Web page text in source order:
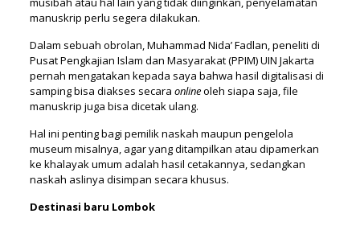
manuskrip perlu segera dilakukan.
Dalam sebuah obrolan, Muhammad Nida’ Fadlan, peneliti di
Pusat Pengkajian Islam dan Masyarakat (PPIM) UIN Jakarta
pernah mengatakan kepada saya bahwa hasil digitalisasi di
samping bisa diakses secara onlineoleh siapa saja, file
manuskrip juga bisa dicetak ulang.
Hal ini penting bagi pemilik naskah maupun pengelola
museum misalnya, agar yang ditampilkan atau dipamerkan
ke khalayak umum adalah hasil cetakannya, sedangkan
naskah aslinya disimpan secara khusus.
Destinasi baru Lombok